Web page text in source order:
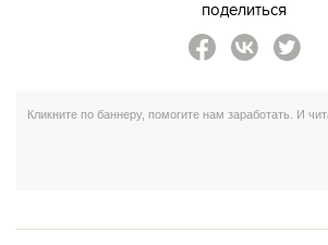
поделиться